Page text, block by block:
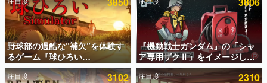
電ファミのいま読まれている記事ランキング
アプリセール情報
インタビュー
野球部の過酷な“補欠”を体験す
るゲーム『球ひろい
Simulator』が「1件」のウィッ
シュリストをもとにチェコ語に
『機動戦士ガンダム』の「シャ
ア専用ザクⅡ」をイメージした
散水ホースリールが予約開始。
本体にはシャアのパーソナルマ
注目度 3102 注目度 2310